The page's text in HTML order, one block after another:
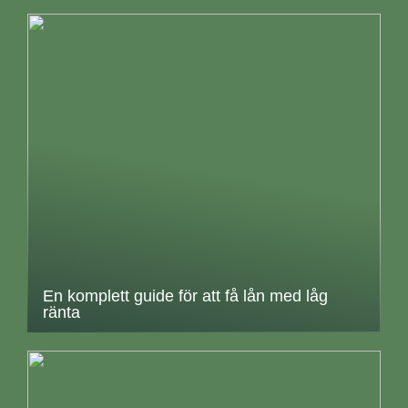
En komplett guide för att få lån med låg
ränta